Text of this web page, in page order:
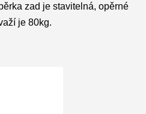
zad je stavitelná, opěrné
je 80kg.